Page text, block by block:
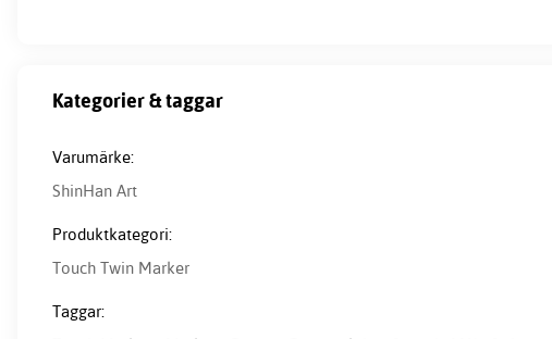
Kategorier & taggar
Varumärke:
ShinHan Art
Produktkategori:
Touch Twin Marker
Taggar: